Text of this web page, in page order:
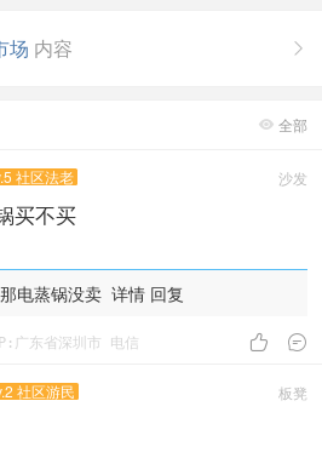

场 内容
 全部
沙发
社区法老
买不买
那电蒸锅没卖 详情 回复
 
广东省深圳市 电信
板凳
社区游民